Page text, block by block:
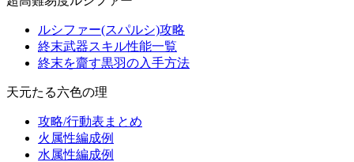
ルシファー(スパルシ)攻略
終末武器スキル性能一覧
終末を齎す黒羽の入手方法
天元たる六色の理
攻略/行動表まとめ
火属性編成例
水属性編成例